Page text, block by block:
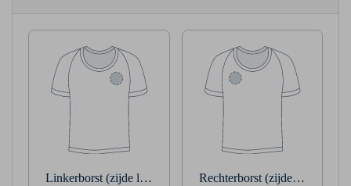
Linkerborst (zijde linkerarm) Rechterborst (zijde